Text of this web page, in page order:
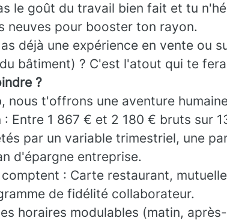
le goût du travail bien fait et tu
neuves pour booster ton rayon.
déjà une expérience en vente ou
bâtiment) ? C'est l'atout qui te
?
nous t'offrons une aventure
Entre 1 867 € et 2 180 € bruts sur
par un variable trimestriel, une
d'épargne entreprise.
: Carte restaurant,
de fidélité collaborateur.
horaires modulables (matin,